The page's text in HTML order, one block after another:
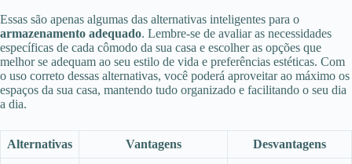
Essas são apenas algumas das alternativas inteligentes para o
armazenamento adequado. Lembre-se de avaliar as necessidades
específicas de cada cômodo da sua casa e escolher as opções que
melhor se adequam ao seu estilo de vida e preferências estéticas. Com
o uso correto dessas alternativas, você poderá aproveitar ao máximo os
espaços da sua casa, mantendo tudo organizado e facilitando o seu dia
a dia.
Alternativas Vantagens Desvantagens